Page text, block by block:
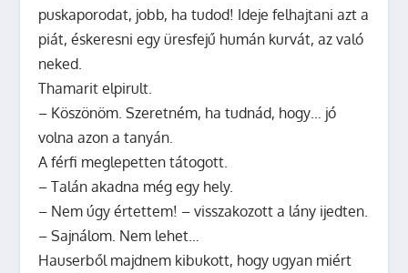
puskaporodat, jobb, ha tudod! Ideje felhajtani azt a
piát, éskeresni egy üresfejű humán kurvát, az való
neked.
Thamarit elpirult.
– Köszönöm. Szeretném, ha tudnád, hogy… jó
volna azon a tanyán.
A férfi meglepetten tátogott.
– Talán akadna még egy hely.
– Nem úgy értettem! – visszakozott a lány ijedten.
– Sajnálom. Nem lehet…
Hauserből majdnem kibukott, hogy ugyan miért